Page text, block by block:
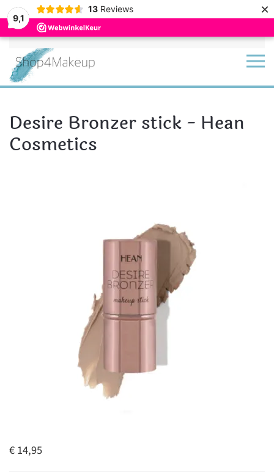
9,1
13 Reviews ×
Terug naar hoofdinhoud
Desire Bronzer stick - Hean
Cosmetics
€ 14,95